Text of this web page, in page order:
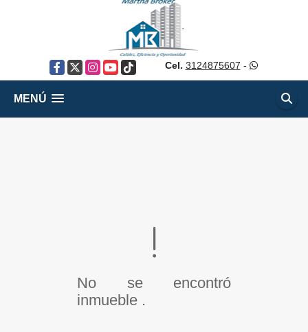
Facebook
X Instagram
YouTube
TikTok Cel. 3124875607 -
MENÚ
No se encontró
inmueble .